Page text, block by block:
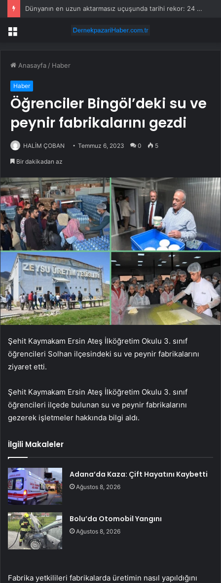
Dünyanın en uzun aktarmasız uçuşunda tarihi rekor: 24 saatten fazla havada kaldılar
Menü
Anasayfa / Haber
Haber
Öğrenciler Bingöl’deki su ve
peynir fabrikalarını gezdi
HALİM ÇOBAN Temmuz 6, 2023 0 5
Bir dakikadan az
Şehit Kaymakam Ersin Ateş İlköğretim Okulu 3. sınıf
öğrencileri Solhan ilçesindeki su ve peynir fabrikalarını
ziyaret etti.
Şehit Kaymakam Ersin Ateş İlköğretim Okulu 3. sınıf
öğrencileri ilçede bulunan su ve peynir fabrikalarını
gezerek işletmeler hakkında bilgi aldı.
İlgili Makaleler
Adana’da Kaza: Çift Hayatını Kaybetti
Ağustos 8, 2026
Bolu’da Otomobil Yangını
Ağustos 8, 2026
Fabrika yetkilileri fabrikalarda üretimin nasıl yapıldığını